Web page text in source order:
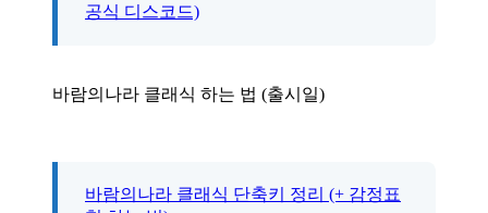
공식 디스코드)
바람의나라 클래식 하는 법 (출시일)
바람의나라 클래식 단축키 정리 (+ 감정표